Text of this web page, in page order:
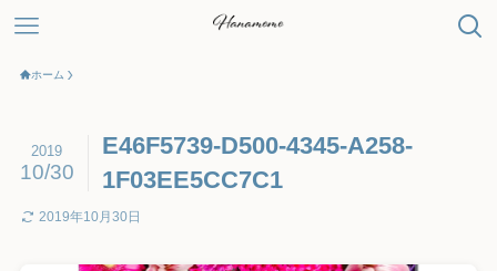
ホーム
E46F5739-D500-4345-A258-
1F03EE5CC7C1
2019
10/30
2019年10月30日